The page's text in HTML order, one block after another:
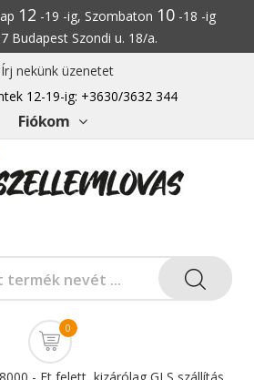
12 -19 -ig, Szombaton 10-18 -ig
Budapest Szondi u. 18/a.
nekünk üzenetet
12-19-ig: +3630/3632 344
Fiókom
0